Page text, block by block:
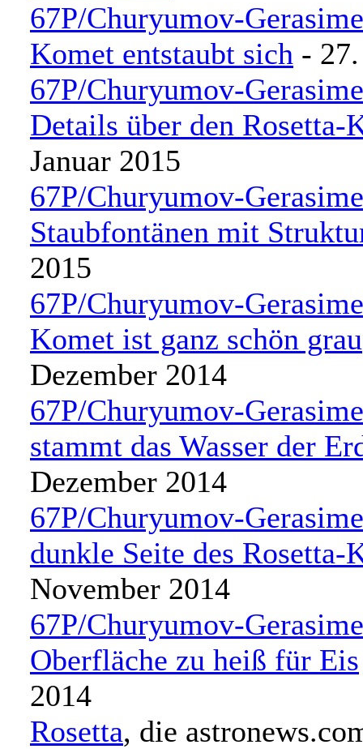
67P/Churyumov-
Komet entstaubt sich -
67P/Churyumov-
Details über den Rosetta-
Januar 2015
67P/Churyumov-
Staubfontänen mit
2015
67P/Churyumov-
Komet ist ganz schön grau
Dezember 2014
67P/Churyumov-
stammt das Wasser der
Dezember 2014
67P/Churyumov-
dunkle Seite des Rosetta-
November 2014
67P/Churyumov-
Oberfläche zu heiß für Eis
2014
Rosetta, die